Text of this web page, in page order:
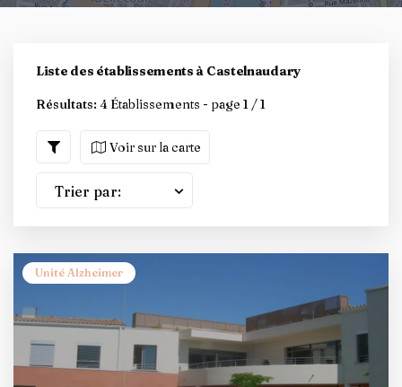
Liste des établissements à Castelnaudary
Résultats: 4 Établissements - page 1 / 1
Voir sur la carte
Trier par:
Unité Alzheimer